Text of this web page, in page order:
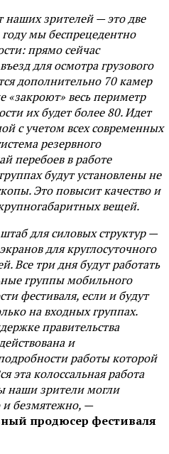
наших зрителей — это две
мы беспрецедентно
прямо сейчас
для осмотра грузового
дополнительно 70 камер
весь периметр
их будет более 80. Идет
с учетом всех современных
резервного
перебоев в работе
будут установлены не
Это повысит качество и
вещей.
для силовых структур —
для круглосуточного
Все три дня будут работать
группы мобильного
фестиваля, если и будут
на входных группах.
правительства
и
работы которой
эта колоссальная работа
наши зрители могли
и безмятежно, —
продюсер фестиваля